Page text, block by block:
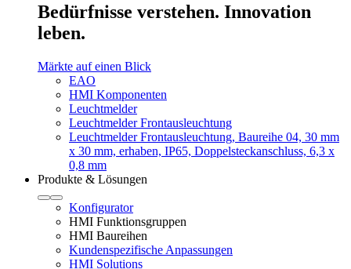
Bedürfnisse verstehen. Innovation
leben.
Märkte auf einen Blick
EAO
HMI Komponenten
Leuchtmelder
Leuchtmelder Frontausleuchtung
Leuchtmelder Frontausleuchtung, Baureihe 04, 30 mm
x 30 mm, erhaben, IP65, Doppelsteckanschluss, 6,3 x
0,8 mm
Produkte & Lösungen
Konfigurator
HMI Funktionsgruppen
HMI Baureihen
Kundenspezifische Anpassungen
HMI Solutions